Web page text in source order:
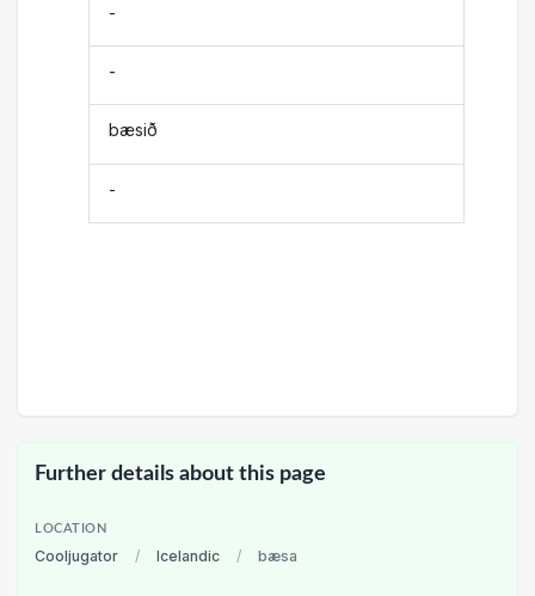
-
-
bæsið
-
Further details about this page
LOCATION
Cooljugator / Icelandic / bæsa